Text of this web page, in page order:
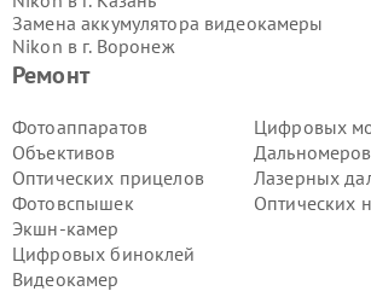
Ремонт
Фотоаппаратов
Объективов
Оптических прицелов
Фотовспышек
Экшн-камер
Цифровых биноклей
Видеокамер
Цифровых
Дальномеров
Лазерных
Оптических
Замена аккумулятора видеокамеры
Nikon в г. Воронеж
Замена аккумулятора видеокамеры
Замена аккумулятора видеокамеры
Nikon в г.Самара
Замена аккумулятора видеокамеры
Nikon в г.Пермь
Замена аккумулятора видеокамеры
Nikon в г.Красноярск
Замена аккумулятора видеокамеры
Nikon в г.Ижевск